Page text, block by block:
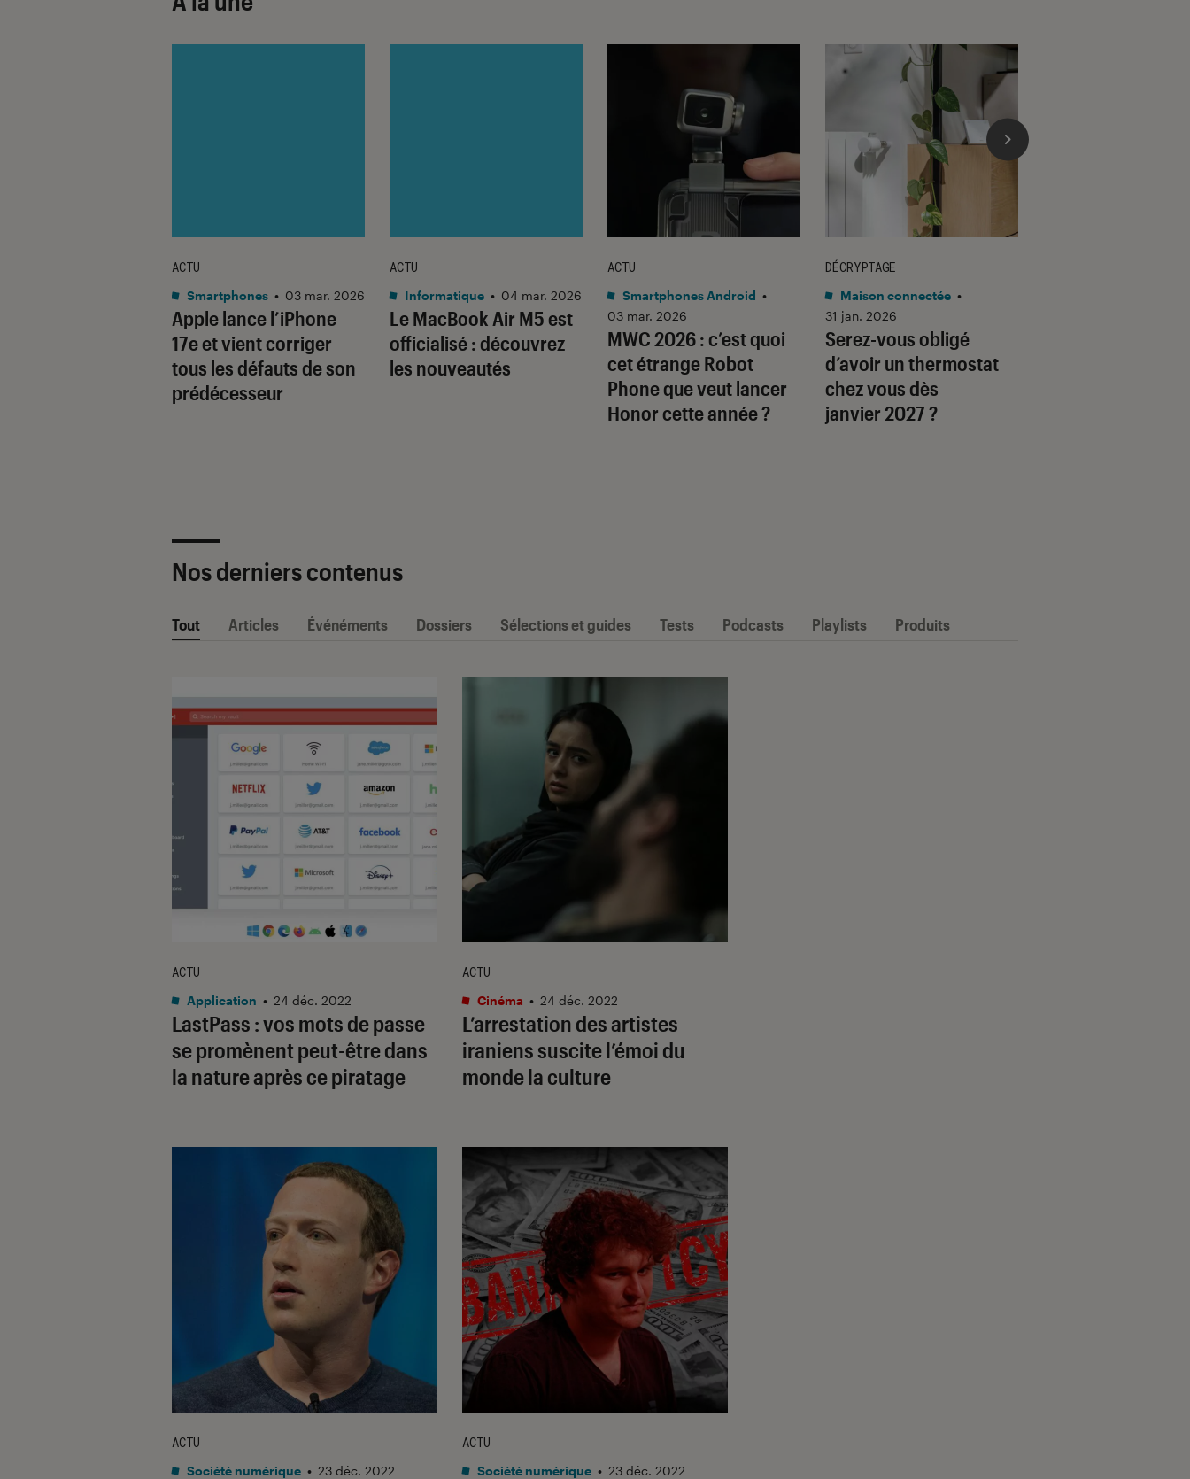
Apple lance l’iPhone
17e et vient corriger
tous les défauts de son
prédécesseur
ACTU
Smartphones • 03 mar. 2026
Le MacBook Air M5 est
officialisé : découvrez
les nouveautés
ACTU
Informatique • 04 mar. 2026
MWC 2026 : c’est quoi
cet étrange Robot
Phone que veut lancer
Honor cette année ?
ACTU
Smartphones Android •
03 mar. 2026
Serez-vous obligé
d’avoir un thermostat
chez vous dès
janvier 2027 ?
DÉCRYPTAGE
Maison connectée •
31 jan. 2026
Nos derniers contenus
Tout Articles Événéments Dossiers Sélections et guides Tests Podcasts Playlists Produits
LastPass : vos mots de passe
se promènent peut-être dans
la nature après ce piratage
ACTU
Application • 24 déc. 2022
L’arrestation des artistes
iraniens suscite l’émoi du
monde la culture
ACTU
Cinéma • 24 déc. 2022
ACTU
Société numérique • 23 déc. 2022
ACTU
Société numérique • 23 déc. 2022